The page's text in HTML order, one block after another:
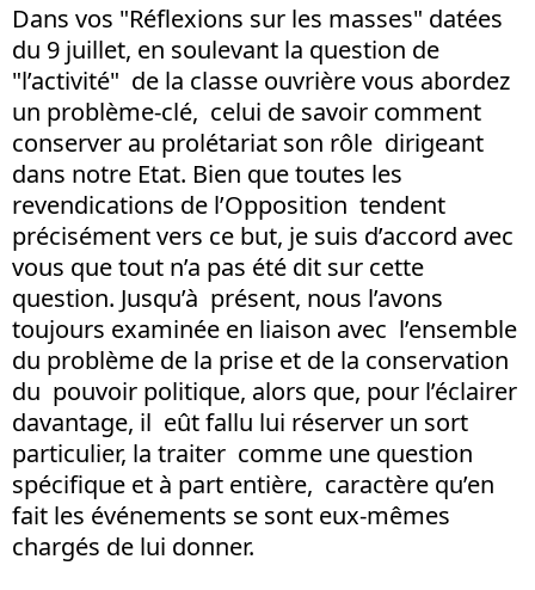
Dans vos "Réflexions sur les masses" datées
du 9 juillet, en soulevant la question de
"l’activité" de la classe ouvrière vous abordez
un problème-clé, celui de savoir comment
conserver au prolétariat son rôle dirigeant
dans notre Etat. Bien que toutes les
revendications de l’Opposition tendent
précisément vers ce but, je suis d’accord avec
vous que tout n’a pas été dit sur cette
question. Jusqu’à présent, nous l’avons
toujours examinée en liaison avec l’ensemble
du problème de la prise et de la conservation
du pouvoir politique, alors que, pour l’éclairer
davantage, il eût fallu lui réserver un sort
particulier, la traiter comme une question
spécifique et à part entière, caractère qu’en
fait les événements se sont eux-mêmes
chargés de lui donner.